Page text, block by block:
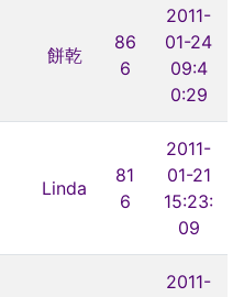
餅乾
86
6
2011-
01-24
09:4
0:29
Linda
81
6
2011-
01-21
15:23:
09
2011-